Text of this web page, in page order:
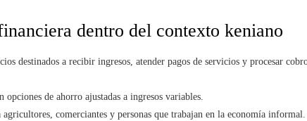
dentro del contexto keniano
destinados a recibir ingresos, atender pagos de servicios y procesar
de ahorro ajustadas a ingresos variables.
agricultores, comerciantes y personas que trabajan en la economía informal.